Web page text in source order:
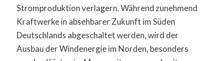
Stromproduktion verlagern. Während zunehmend
Kraftwerke in absehbarer Zukunft im Süden
Deutschlands abgeschaltet werden, wird der
Ausbau der Windenergie im Norden, besonders